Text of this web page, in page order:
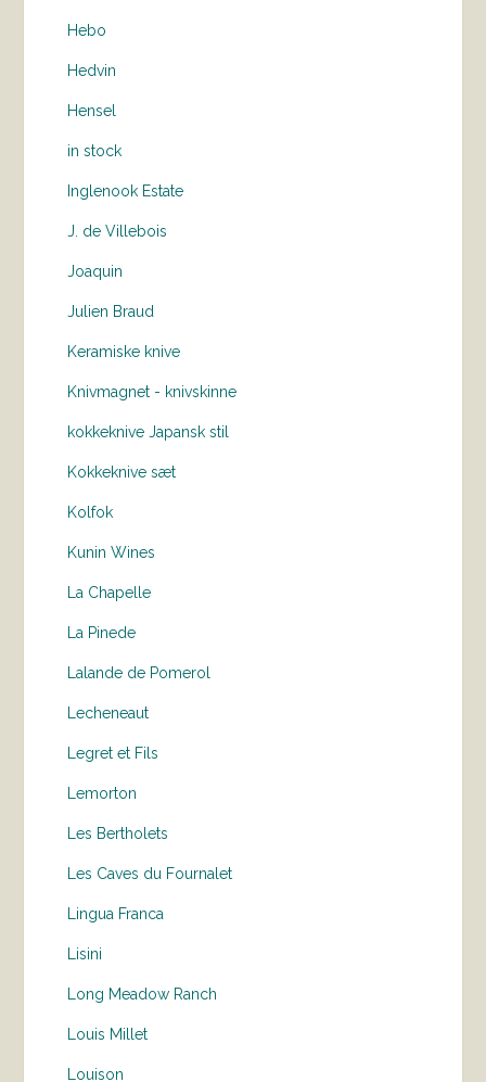
Hebo
Hedvin
Hensel
in stock
Inglenook Estate
J. de Villebois
Joaquin
Julien Braud
Keramiske knive
Knivmagnet - knivskinne
kokkeknive Japansk stil
Kokkeknive sæt
Kolfok
Kunin Wines
La Chapelle
La Pinede
Lalande de Pomerol
Lecheneaut
Legret et Fils
Lemorton
Les Bertholets
Les Caves du Fournalet
Lingua Franca
Lisini
Long Meadow Ranch
Louis Millet
Louison